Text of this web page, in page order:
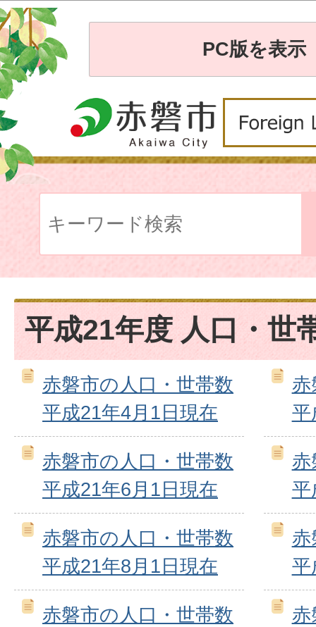
PC版を表示
平成21年度 人口・世
赤磐市の人口・世帯数
平成21年4月1日現在
赤
平
赤磐市の人口・世帯数
平成21年6月1日現在
赤
平
赤磐市の人口・世帯数
平成21年8月1日現在
赤
平
赤磐市の人口・世帯数
赤